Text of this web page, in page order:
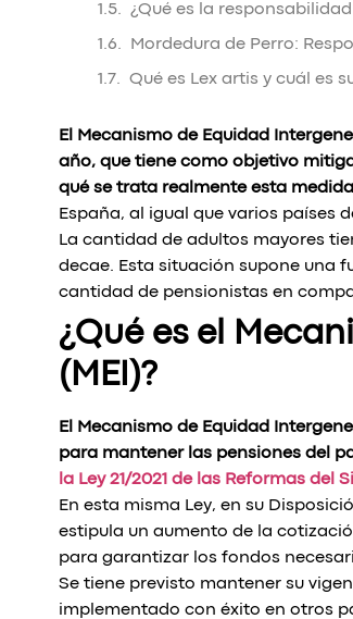
¿Qué es la
Mordedura de Perro:
Qué es Lex artis y cuál es
El Mecanismo de Equidad
año, que tiene como objetivo
qué se trata realmente esta
España, al igual que varios países
La cantidad de adultos mayores
decae. Esta situación supone una
cantidad de pensionistas en
¿Qué es el
(MEI)?
El Mecanismo de Equidad
para mantener las pensiones del
la Ley 21/2021 de las Reformas del
En esta misma Ley, en su
estipula un aumento de la
para garantizar los fondos
Se tiene previsto mantener su
implementado con éxito en otros